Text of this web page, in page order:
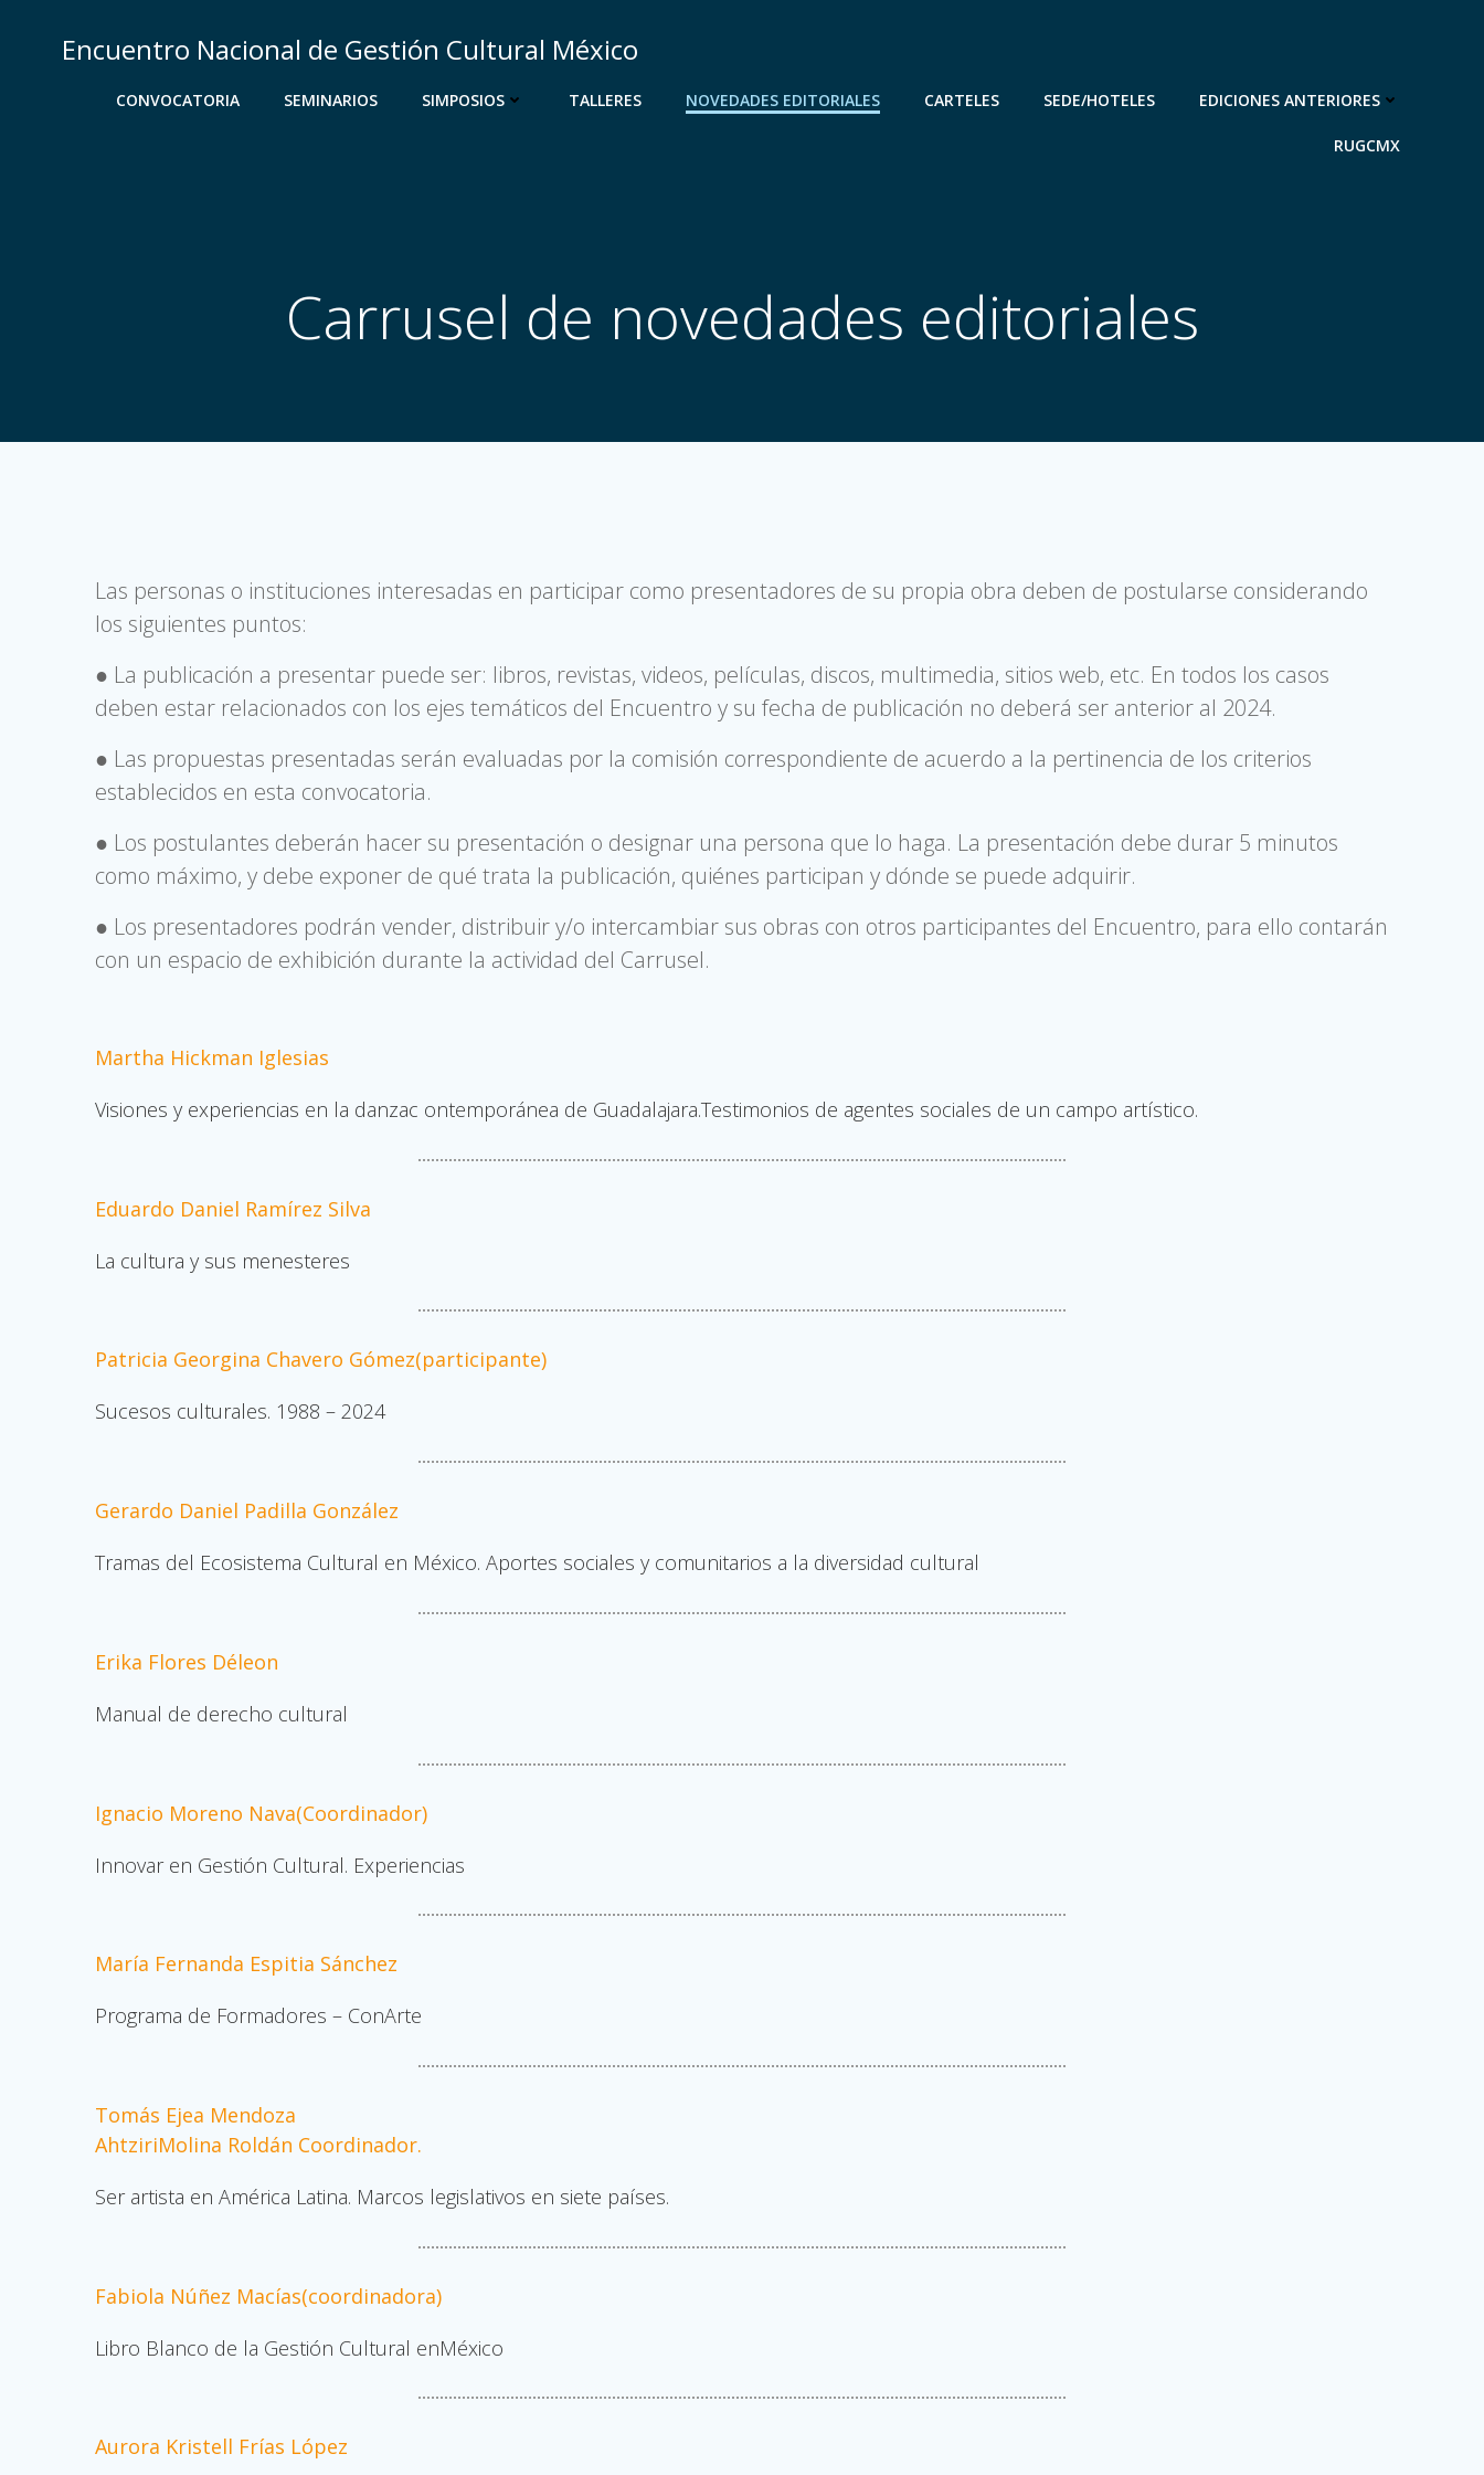
contenidoEncuentro Nacional de Gestión Cultural México
CONVOCATORIA SEMINARIOS SIMPOSIOS TALLERES NOVEDADES EDITORIALES CARTELES SEDE/HOTELES EDICIONES ANTERIORES
RUGCMX
Carrusel de novedades editoriales
Las personas o instituciones interesadas en participar como presentadores de su propia obra deben de postularse considerando
los siguientes puntos:
● La publicación a presentar puede ser: libros, revistas, videos, películas, discos, multimedia, sitios web, etc. En todos los casos
deben estar relacionados con los ejes temáticos del Encuentro y su fecha de publicación no deberá ser anterior al 2024.
● Las propuestas presentadas serán evaluadas por la comisión correspondiente de acuerdo a la pertinencia de los criterios
establecidos en esta convocatoria.
● Los postulantes deberán hacer su presentación o designar una persona que lo haga. La presentación debe durar 5 minutos
como máximo, y debe exponer de qué trata la publicación, quiénes participan y dónde se puede adquirir.
● Los presentadores podrán vender, distribuir y/o intercambiar sus obras con otros participantes del Encuentro, para ello contarán
con un espacio de exhibición durante la actividad del Carrusel.
Martha Hickman Iglesias
Visiones y experiencias en la danzac ontemporánea de Guadalajara.Testimonios de agentes sociales de un campo artístico.
Eduardo Daniel Ramírez Silva
La cultura y sus menesteres
Patricia Georgina Chavero Gómez(participante)
Sucesos culturales. 1988 – 2024
Gerardo Daniel Padilla González
Tramas del Ecosistema Cultural en México. Aportes sociales y comunitarios a la diversidad cultural
Erika Flores Déleon
Manual de derecho cultural
Ignacio Moreno Nava(Coordinador)
Innovar en Gestión Cultural. Experiencias
María Fernanda Espitia Sánchez
Programa de Formadores – ConArte
Tomás Ejea Mendoza
AhtziriMolina Roldán Coordinador.
Ser artista en América Latina. Marcos legislativos en siete países.
Fabiola Núñez Macías(coordinadora)
Libro Blanco de la Gestión Cultural enMéxico
Aurora Kristell Frías López